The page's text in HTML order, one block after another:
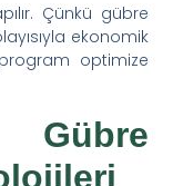
Çünkü gübre
ekonomik
optimize